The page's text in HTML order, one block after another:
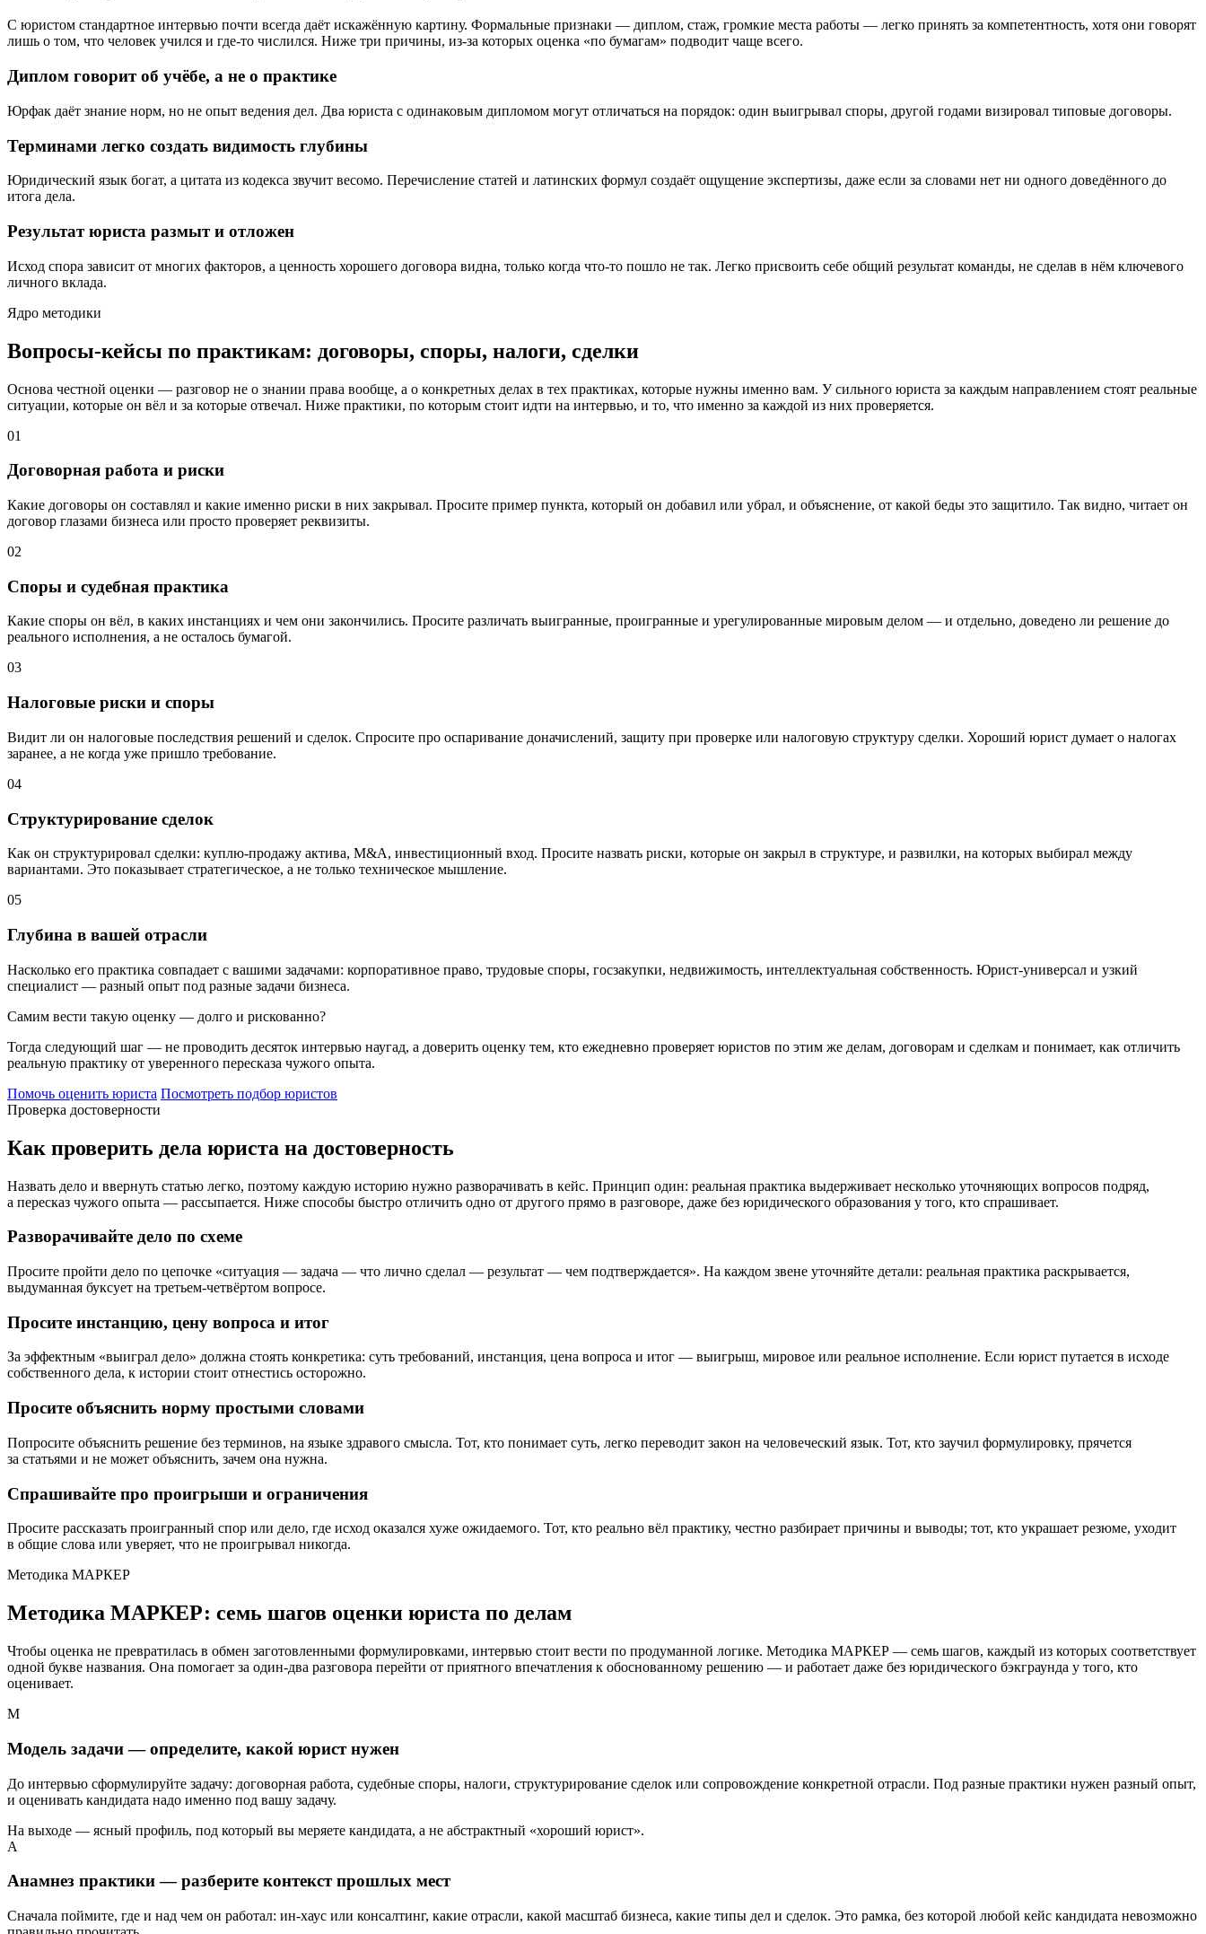
С юристом стандартное интервью почти всегда даёт искажённую картину. Формальные признаки — диплом, стаж, громкие места работы — легко принять за компетентность, хотя они говорят
лишь о том, что человек учился и где-то числился. Ниже три причины, из-за которых оценка «по бумагам» подводит чаще всего.
Диплом говорит об учёбе, а не о практике
Юрфак даёт знание норм, но не опыт ведения дел. Два юриста с одинаковым дипломом могут отличаться на порядок: один выигрывал споры, другой годами визировал типовые договоры.
Терминами легко создать видимость глубины
Юридический язык богат, а цитата из кодекса звучит весомо. Перечисление статей и латинских формул создаёт ощущение экспертизы, даже если за словами нет ни одного доведённого до
итога дела.
Результат юриста размыт и отложен
Исход спора зависит от многих факторов, а ценность хорошего договора видна, только когда что-то пошло не так. Легко присвоить себе общий результат команды, не сделав в нём ключевого
личного вклада.
Ядро методики
Вопросы-кейсы по практикам: договоры, споры, налоги, сделки
Основа честной оценки — разговор не о знании права вообще, а о конкретных делах в тех практиках, которые нужны именно вам. У сильного юриста за каждым направлением стоят реальные
ситуации, которые он вёл и за которые отвечал. Ниже практики, по которым стоит идти на интервью, и то, что именно за каждой из них проверяется.
01
Договорная работа и риски
Какие договоры он составлял и какие именно риски в них закрывал. Просите пример пункта, который он добавил или убрал, и объяснение, от какой беды это защитило. Так видно, читает он
договор глазами бизнеса или просто проверяет реквизиты.
02
Споры и судебная практика
Какие споры он вёл, в каких инстанциях и чем они закончились. Просите различать выигранные, проигранные и урегулированные мировым делом — и отдельно, доведено ли решение до
реального исполнения, а не осталось бумагой.
03
Налоговые риски и споры
Видит ли он налоговые последствия решений и сделок. Спросите про оспаривание доначислений, защиту при проверке или налоговую структуру сделки. Хороший юрист думает о налогах
заранее, а не когда уже пришло требование.
04
Структурирование сделок
Как он структурировал сделки: куплю-продажу актива, M&A, инвестиционный вход. Просите назвать риски, которые он закрыл в структуре, и развилки, на которых выбирал между
вариантами. Это показывает стратегическое, а не только техническое мышление.
05
Глубина в вашей отрасли
Насколько его практика совпадает с вашими задачами: корпоративное право, трудовые споры, госзакупки, недвижимость, интеллектуальная собственность. Юрист-универсал и узкий
специалист — разный опыт под разные задачи бизнеса.
Самим вести такую оценку — долго и рискованно?
Тогда следующий шаг — не проводить десяток интервью наугад, а доверить оценку тем, кто ежедневно проверяет юристов по этим же делам, договорам и сделкам и понимает, как отличить
реальную практику от уверенного пересказа чужого опыта.
Помочь оценить юриста Посмотреть подбор юристов
Проверка достоверности
Как проверить дела юриста на достоверность
Назвать дело и ввернуть статью легко, поэтому каждую историю нужно разворачивать в кейс. Принцип один: реальная практика выдерживает несколько уточняющих вопросов подряд,
а пересказ чужого опыта — рассыпается. Ниже способы быстро отличить одно от другого прямо в разговоре, даже без юридического образования у того, кто спрашивает.
Разворачивайте дело по схеме
Просите пройти дело по цепочке «ситуация — задача — что лично сделал — результат — чем подтверждается». На каждом звене уточняйте детали: реальная практика раскрывается,
выдуманная буксует на третьем-четвёртом вопросе.
Просите инстанцию, цену вопроса и итог
За эффектным «выиграл дело» должна стоять конкретика: суть требований, инстанция, цена вопроса и итог — выигрыш, мировое или реальное исполнение. Если юрист путается в исходе
собственного дела, к истории стоит отнестись осторожно.
Просите объяснить норму простыми словами
Попросите объяснить решение без терминов, на языке здравого смысла. Тот, кто понимает суть, легко переводит закон на человеческий язык. Тот, кто заучил формулировку, прячется
за статьями и не может объяснить, зачем она нужна.
Спрашивайте про проигрыши и ограничения
Просите рассказать проигранный спор или дело, где исход оказался хуже ожидаемого. Тот, кто реально вёл практику, честно разбирает причины и выводы; тот, кто украшает резюме, уходит
в общие слова или уверяет, что не проигрывал никогда.
Методика МАРКЕР
Методика МАРКЕР: семь шагов оценки юриста по делам
Чтобы оценка не превратилась в обмен заготовленными формулировками, интервью стоит вести по продуманной логике. Методика МАРКЕР — семь шагов, каждый из которых соответствует
одной букве названия. Она помогает за один-два разговора перейти от приятного впечатления к обоснованному решению — и работает даже без юридического бэкграунда у того, кто
оценивает.
М
Модель задачи — определите, какой юрист нужен
До интервью сформулируйте задачу: договорная работа, судебные споры, налоги, структурирование сделок или сопровождение конкретной отрасли. Под разные практики нужен разный опыт,
и оценивать кандидата надо именно под вашу задачу.
На выходе — ясный профиль, под который вы меряете кандидата, а не абстрактный «хороший юрист».
А
Анамнез практики — разберите контекст прошлых мест
Сначала поймите, где и над чем он работал: ин-хаус или консалтинг, какие отрасли, какой масштаб бизнеса, какие типы дел и сделок. Это рамка, без которой любой кейс кандидата невозможно